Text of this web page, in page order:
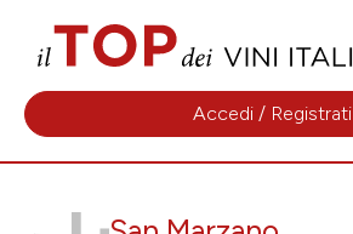
Accedi / Registrati